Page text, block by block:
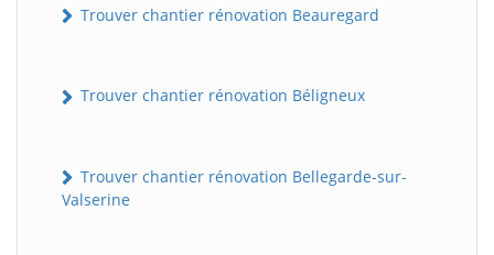
Trouver chantier rénovation Beauregard
Trouver chantier rénovation Béligneux
Trouver chantier rénovation Bellegarde-sur-
Valserine